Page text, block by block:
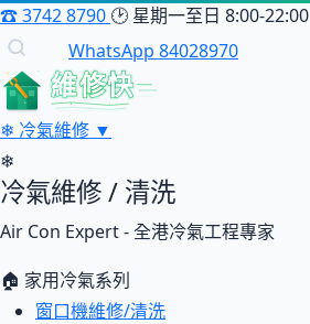
☎3742 8790 🕑 星期一至日 8:00-22:00
WhatsApp 84028970
維修快
❄ 冷氣維修 ▼
❄
冷氣維修 / 清洗
Air Con Expert - 全港冷氣工程專家
🏠 家用冷氣系列
窗口機維修/清洗